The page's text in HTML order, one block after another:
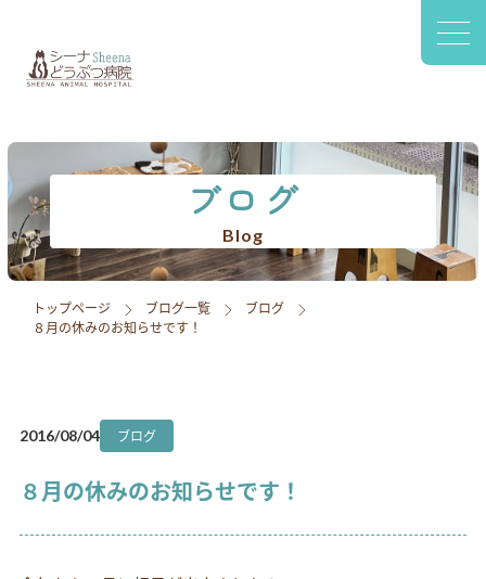
院内設備
スタッフ紹介
アクセス
お電話でのお問い合わせ
054-269-6561
ブログ
Blog
トップページ ブログ一覧
ブログ
８月の休みのお知らせです！
2016/08/04 ブログ
８月の休みのお知らせです！